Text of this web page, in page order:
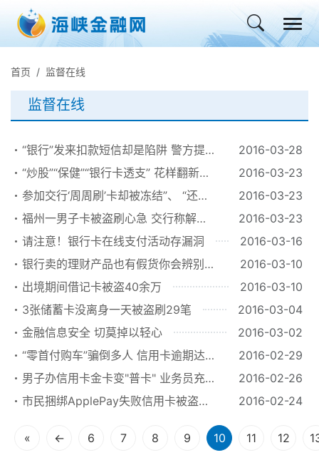
首页 监督在线
监督在线
“银行”发来扣款短信却是陷阱 警方提
醒：可回复“0000”辨真伪
2016-03-28
“炒股”“保健”“银行卡透支” 花样翻新网
络诈骗为何屡屡得逞
2016-03-23
参加交行‘周周刷’卡却被冻结”、 “还款
日不结案，我得垫被盗刷的钱”等追踪
2016-03-23
福州一男子卡被盗刷心急 交行称解决
还得等
2016-03-23
请注意！银行卡在线支付活动存漏洞
2016-03-16
银行卖的理财产品也有假货你会辨别
吗？
2016-03-10
出境期间借记卡被盗40余万
2016-03-10
3张储蓄卡没离身一天被盗刷29笔
2016-03-04
金融信息安全 切莫掉以轻心
2016-03-02
“零首付购车”骗倒多人 信用卡逾期达
1200万元
2016-02-29
男子办信用卡金卡变"普卡" 业务员充
话费求私了
2016-02-26
市民捆绑ApplePay失败信用卡被盗刷
2016-02-24
« ← 6 7 8 9 10 11 12